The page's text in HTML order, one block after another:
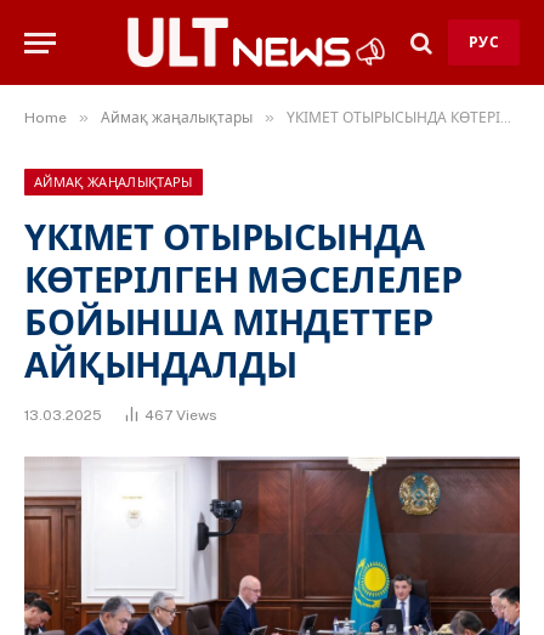
РУС
Home » Аймақ жаңалықтары » ҮКІМЕТ ОТЫРЫСЫНДА КӨТЕРІЛГЕН МӘСЕЛЕЛЕР БОЙЫНША МІНДЕТТЕР АЙҚЫНДАЛДЫ
АЙМАҚ ЖАҢАЛЫҚТАРЫ
ҮКІМЕТ ОТЫРЫСЫНДА
КӨТЕРІЛГЕН МӘСЕЛЕЛЕР
БОЙЫНША МІНДЕТТЕР
АЙҚЫНДАЛДЫ
13.03.2025 467 Views